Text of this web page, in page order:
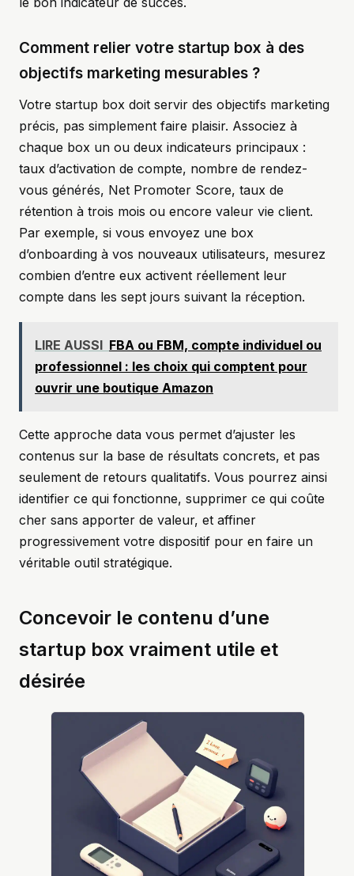
Comment relier votre startup box à des
objectifs marketing mesurables ?
Votre startup box doit servir des objectifs marketing
précis, pas simplement faire plaisir. Associez à
chaque box un ou deux indicateurs principaux :
taux d’activation de compte, nombre de rendez-
vous générés, Net Promoter Score, taux de
rétention à trois mois ou encore valeur vie client.
Par exemple, si vous envoyez une box
d’onboarding à vos nouveaux utilisateurs, mesurez
combien d’entre eux activent réellement leur
compte dans les sept jours suivant la réception.
LIRE AUSSI FBA ou FBM, compte individuel ou
professionnel : les choix qui comptent pour
ouvrir une boutique Amazon
Cette approche data vous permet d’ajuster les
contenus sur la base de résultats concrets, et pas
seulement de retours qualitatifs. Vous pourrez ainsi
identifier ce qui fonctionne, supprimer ce qui coûte
cher sans apporter de valeur, et affiner
progressivement votre dispositif pour en faire un
véritable outil stratégique.
Concevoir le contenu d’une
startup box vraiment utile et
désirée